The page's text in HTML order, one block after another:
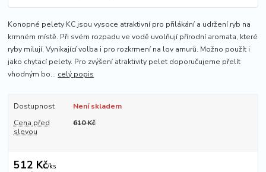
Konopné pelety KC jsou vysoce atraktivní pro přilákání a udržení ryb na
krmném místě. Při svém rozpadu ve vodě uvolňují přírodní aromata, které
ryby milují. Vynikající volba i pro rozkrmení na lov amurů. Možno použít i
jako chytací pelety. Pro zvýšení atraktivity pelet doporučujeme přelít
vhodným bo... celý popis
Dostupnost
Není skladem
Cena před
slevou
610 Kč
512 Kč/ks